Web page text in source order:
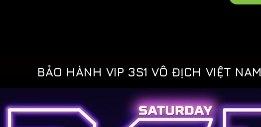
BẢO HÀNH VIP 3S1 VÔ ĐỊCH VIỆT NAM